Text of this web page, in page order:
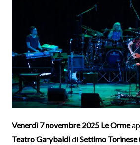
Venerdì 7 novembre 2025 Le Orme
Teatro GarybaldidiSettimo Torinese